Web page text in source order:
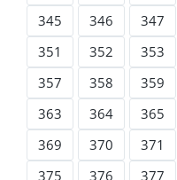
345
346 347
351
352 353
357
358 359
363
364 365
369
370 371
375
376 377